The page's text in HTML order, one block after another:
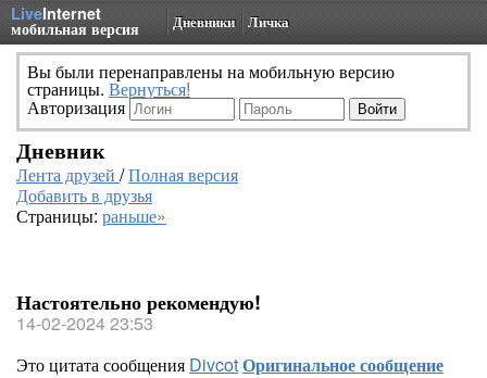
LiveInternet
мобильная версия Дневники Личка
Вы были перенаправлены на мобильную версию
страницы. Вернуться!
Авторизация
Дневник
Лента друзей /Полная версия
Добавить в друзья
Страницы: раньше»
Настоятельно рекомендую!
14-02-2024 23:53
Это цитата сообщения DivcotОригинальное сообщение